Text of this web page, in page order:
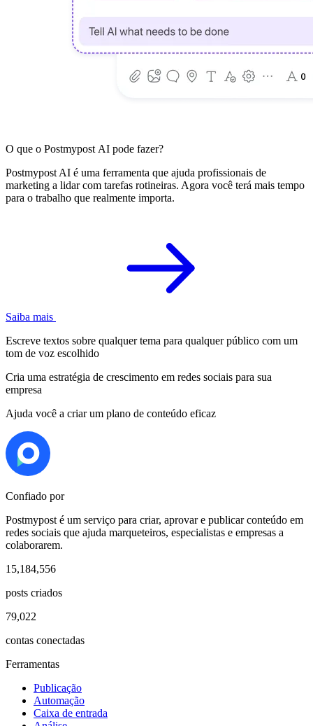
O que o Postmypost AI pode fazer?
Postmypost AI é uma ferramenta que ajuda profissionais de
marketing a lidar com tarefas rotineiras. Agora você terá mais tempo
para o trabalho que realmente importa.
Saiba mais
Escreve textos sobre qualquer tema para qualquer público com um
tom de voz escolhido
Cria uma estratégia de crescimento em redes sociais para sua
empresa
Ajuda você a criar um plano de conteúdo eficaz
Confiado por
Postmypost é um serviço para criar, aprovar e publicar conteúdo em
redes sociais que ajuda marqueteiros, especialistas e empresas a
colaborarem.
15,184,556
posts criados
79,022
contas conectadas
Ferramentas
Publicação
Automação
Caixa de entrada